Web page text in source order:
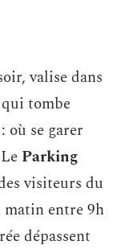
valise dans
tombe
où se garer
Parking
visiteurs du
matin entre 9h
dépassent